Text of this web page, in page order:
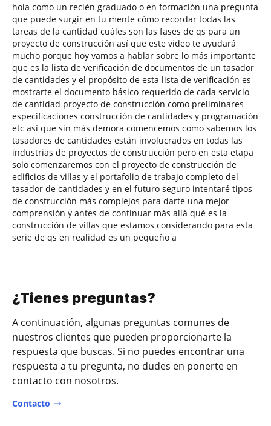
hola como un recién graduado o en formación una pregunta
que puede surgir en tu mente cómo recordar todas las
tareas de la cantidad cuáles son las fases de qs para un
proyecto de construcción así que este video te ayudará
mucho porque hoy vamos a hablar sobre lo más importante
que es la lista de verificación de documentos de un tasador
de cantidades y el propósito de esta lista de verificación es
mostrarte el documento básico requerido de cada servicio
de cantidad proyecto de construcción como preliminares
especificaciones construcción de cantidades y programación
etc así que sin más demora comencemos como sabemos los
tasadores de cantidades están involucrados en todas las
industrias de proyectos de construcción pero en esta etapa
solo comenzaremos con el proyecto de construcción de
edificios de villas y el portafolio de trabajo completo del
tasador de cantidades y en el futuro seguro intentaré tipos
de construcción más complejos para darte una mejor
comprensión y antes de continuar más allá qué es la
construcción de villas que estamos considerando para esta
serie de qs en realidad es un pequeño a
¿Tienes preguntas?
A continuación, algunas preguntas comunes de
nuestros clientes que pueden proporcionarte la
respuesta que buscas. Si no puedes encontrar una
respuesta a tu pregunta, no dudes en ponerte en
contacto con nosotros.
Contacto